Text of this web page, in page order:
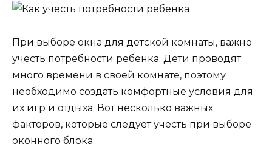
При выборе окна для детской комнаты, важно
учесть потребности ребенка. Дети проводят
много времени в своей комнате, поэтому
необходимо создать комфортные условия для
их игр и отдыха. Вот несколько важных
факторов, которые следует учесть при выборе
оконного блока: